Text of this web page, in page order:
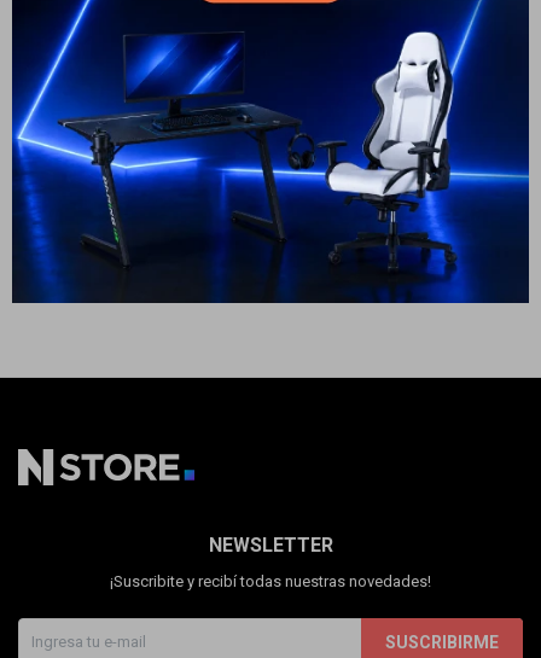
Moto Eléctrica Sunra Robo S
(1 batería) - Negro
USD 3.999
USD 3.599 USD3.239
ENVÍO A TODO EL PAÍS
NEWSLETTER
¡Suscribite y recibí todas nuestras novedades!
SUSCRIBIRME
Marcas
Cuenta
Tiendas